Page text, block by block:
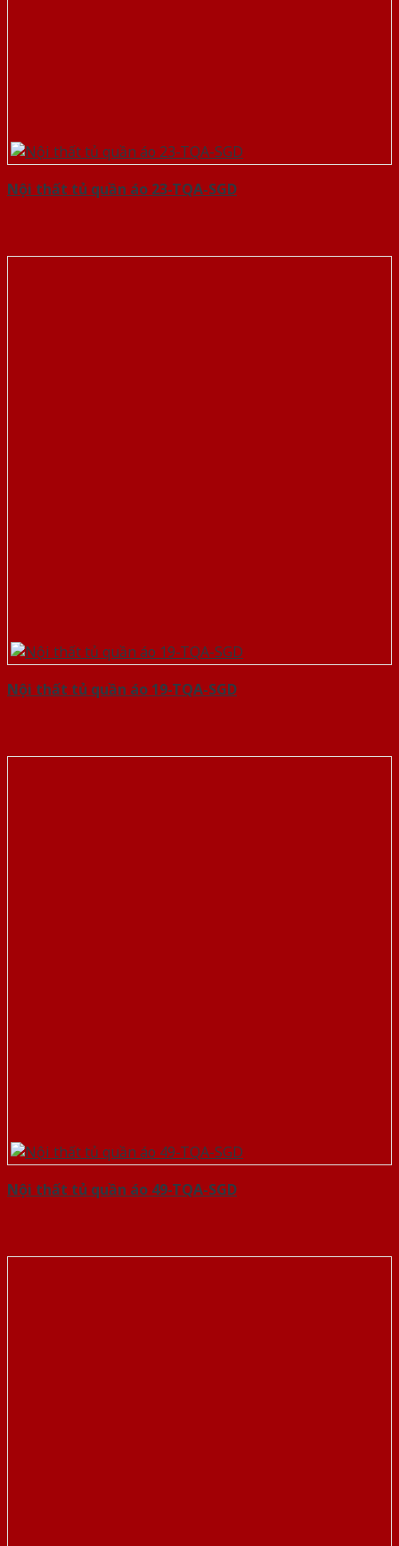
Nội thất tủ quần áo 23-TQA-SGD
Nội thất tủ quần áo 19-TQA-SGD
Nội thất tủ quần áo 49-TQA-SGD